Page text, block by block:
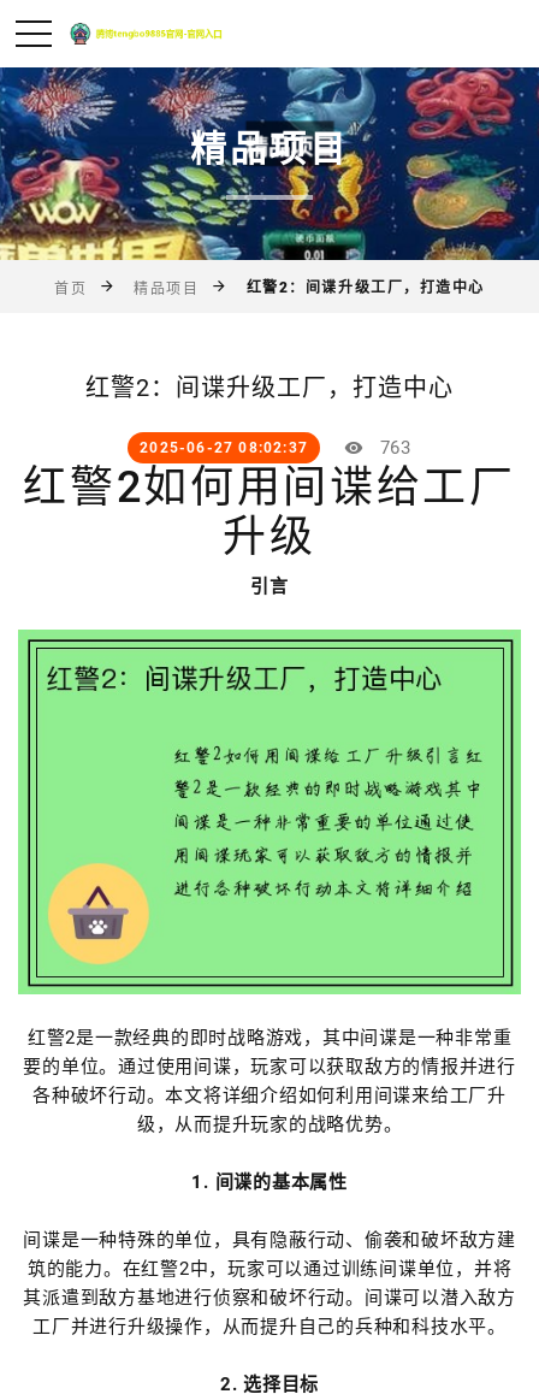
精品项目
首页 精品项目 红警2：间谍升级工厂，打造中心
红警2：间谍升级工厂，打造中心
2025-06-27 08:02:37 763
红警2如何用间谍给工厂
升级
引言
红警2是一款经典的即时战略游戏，其中间谍是一种非常重
要的单位。通过使用间谍，玩家可以获取敌方的情报并进行
各种破坏行动。本文将详细介绍如何利用间谍来给工厂升
级，从而提升玩家的战略优势。
1. 间谍的基本属性
间谍是一种特殊的单位，具有隐蔽行动、偷袭和破坏敌方建
筑的能力。在红警2中，玩家可以通过训练间谍单位，并将
其派遣到敌方基地进行侦察和破坏行动。间谍可以潜入敌方
工厂并进行升级操作，从而提升自己的兵种和科技水平。
2. 选择目标